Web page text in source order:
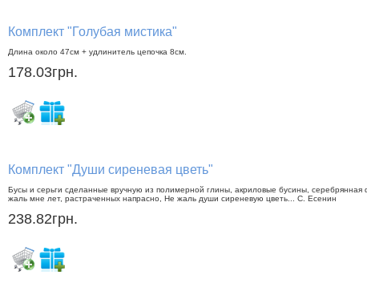
Комплект "Голубая мистика"
Длина около 47см + удлинитель цепочка 8см.
178.03грн.
Комплект "Души сиреневая цветь"
Бусы и серьги сделанные вручную из полимерной глины, акриловые бусины, серебрянная
жаль мне лет, растраченных напрасно, Не жаль души сиреневую цветь... С. Есенин
238.82грн.